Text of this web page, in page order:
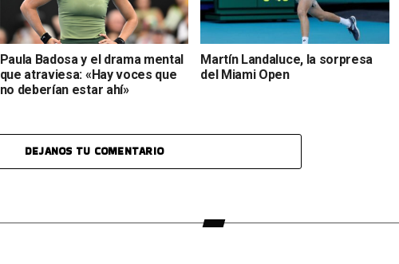
Paula Badosa y el drama mental
que atraviesa: «Hay voces que
no deberían estar ahí»
Martín Landaluce, la sorpresa
del Miami Open
DEJANOS TU COMENTARIO